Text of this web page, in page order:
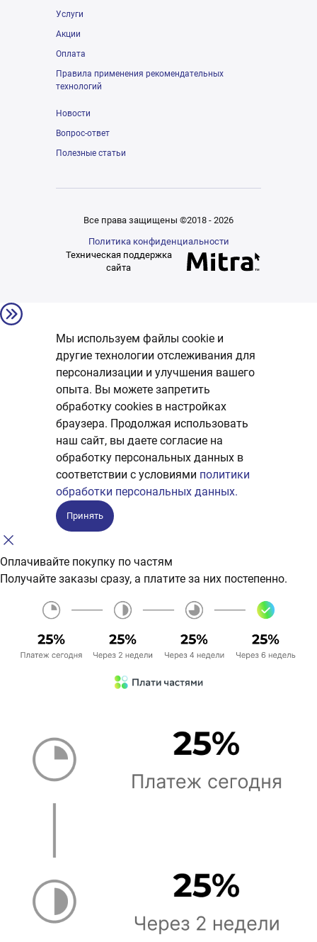
Услуги
Акции
Оплата
Правила применения рекомендательных
технологий
Новости
Вопрос-ответ
Полезные статьи
Все права защищены ©2018 - 2026
Политика конфиденциальности
Техническая поддержка
сайта
Мы используем файлы cookie и
другие технологии отслеживания для
персонализации и улучшения вашего
опыта. Вы можете запретить
обработку сookies в настройках
браузера. Продолжая использовать
наш сайт, вы даете согласие на
обработку персональных данных в
соответствии с условиями политики
обработки персональных данных.
Принять
Оплачивайте покупку по частям
Получайте заказы сразу, а платите за них постепенно.